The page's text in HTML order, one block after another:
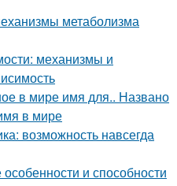
метаболизма
механизмы и
в мире имя для.. Названо
в мире
возможность навсегда
и способности